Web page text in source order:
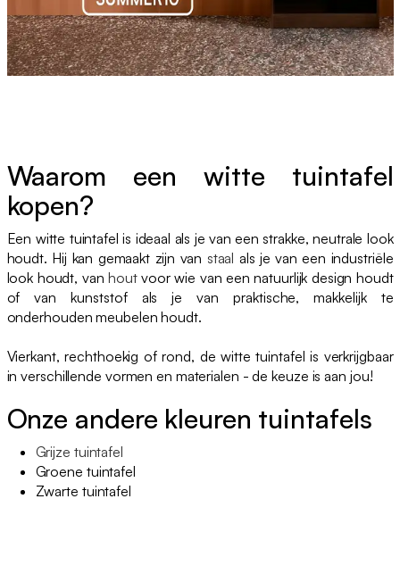
Waarom een witte tuintafel
kopen?
Een witte tuintafel is ideaal als je van een strakke, neutrale look
houdt. Hij kan gemaakt zijn van staal als je van een industriële
look houdt, vanhoutvoor wie van een natuurlijk design houdt
of van kunststof als je van praktische, makkelijk te
onderhouden meubelen houdt.
Vierkant, rechthoekig of rond, de witte tuintafel is verkrijgbaar
in verschillende vormen en materialen - de keuze is aan jou!
Onze andere kleuren tuintafels
Grijze tuintafel
Groene tuintafel
Zwarte tuintafel